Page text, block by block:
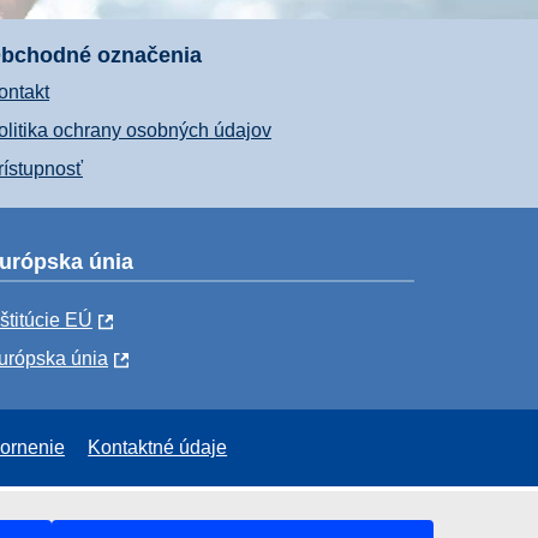
označenia
ochrany osobných údajov
únia
EÚ
únia
Kontaktné údaje